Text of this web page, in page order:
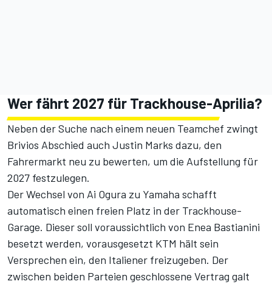
Wer fährt 2027 für Trackhouse-Aprilia?
Neben der Suche nach einem neuen Teamchef zwingt
Brivios Abschied auch Justin Marks dazu, den
Fahrermarkt neu zu bewerten, um die Aufstellung für
2027 festzulegen.
Der Wechsel von Ai Ogura zu Yamaha schafft
automatisch einen freien Platz in der Trackhouse-
Garage. Dieser soll voraussichtlich von Enea Bastianini
besetzt werden, vorausgesetzt KTM hält sein
Versprechen ein, den Italiener freizugeben. Der
zwischen beiden Parteien geschlossene Vertrag galt